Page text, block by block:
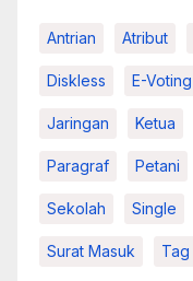
Antrian Atribut
Diskless E-Voting
Jaringan Ketua
Paragraf Petani
Sekolah Single
Surat Masuk Tag